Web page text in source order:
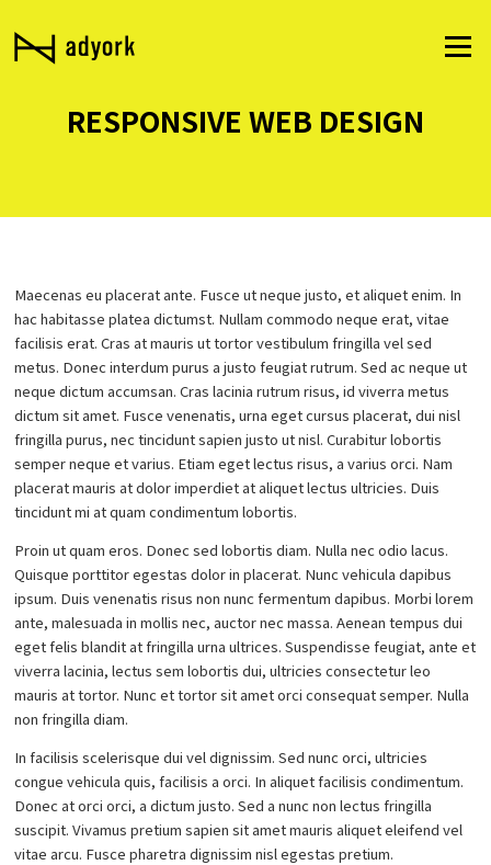
content
Menu
RESPONSIVE WEB DESIGN
Maecenas eu placerat ante. Fusce ut neque justo, et aliquet enim. In
hac habitasse platea dictumst. Nullam commodo neque erat, vitae
facilisis erat. Cras at mauris ut tortor vestibulum fringilla vel sed
metus. Donec interdum purus a justo feugiat rutrum. Sed ac neque ut
neque dictum accumsan. Cras lacinia rutrum risus, id viverra metus
dictum sit amet. Fusce venenatis, urna eget cursus placerat, dui nisl
fringilla purus, nec tincidunt sapien justo ut nisl. Curabitur lobortis
semper neque et varius. Etiam eget lectus risus, a varius orci. Nam
placerat mauris at dolor imperdiet at aliquet lectus ultricies. Duis
tincidunt mi at quam condimentum lobortis.
Proin ut quam eros. Donec sed lobortis diam. Nulla nec odio lacus.
Quisque porttitor egestas dolor in placerat. Nunc vehicula dapibus
ipsum. Duis venenatis risus non nunc fermentum dapibus. Morbi lorem
ante, malesuada in mollis nec, auctor nec massa. Aenean tempus dui
eget felis blandit at fringilla urna ultrices. Suspendisse feugiat, ante et
viverra lacinia, lectus sem lobortis dui, ultricies consectetur leo
mauris at tortor. Nunc et tortor sit amet orci consequat semper. Nulla
non fringilla diam.
In facilisis scelerisque dui vel dignissim. Sed nunc orci, ultricies
congue vehicula quis, facilisis a orci. In aliquet facilisis condimentum.
Donec at orci orci, a dictum justo. Sed a nunc non lectus fringilla
suscipit. Vivamus pretium sapien sit amet mauris aliquet eleifend vel
vitae arcu. Fusce pharetra dignissim nisl egestas pretium.